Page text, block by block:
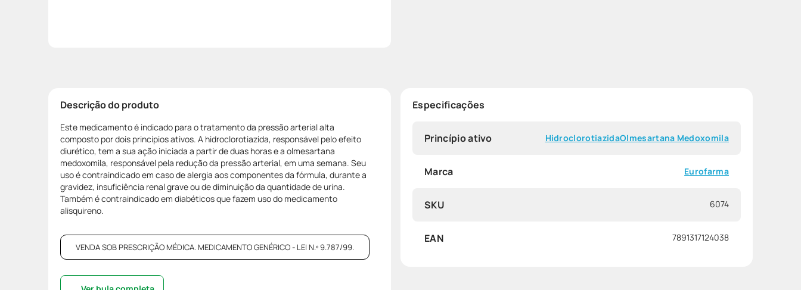
Descrição do produto
Este medicamento é indicado para o tratamento da pressão arterial alta
composto por dois princípios ativos. A hidroclorotiazida, responsável pelo efeito
diurético, tem a sua ação iniciada a partir de duas horas e a olmesartana
medoxomila, responsável pela redução da pressão arterial, em uma semana. Seu
uso é contraindicado em caso de alergia aos componentes da fórmula, durante a
gravidez, insuficiência renal grave ou de diminuição da quantidade de urina.
Também é contraindicado em diabéticos que fazem uso do medicamento
alisquireno.
VENDA SOB PRESCRIÇÃO MÉDICA. MEDICAMENTO GENÉRICO - LEI N.º 9.787/99.
Especificações
Princípio ativo HidroclorotiazidaOlmesartana Medoxomila
Marca Eurofarma
SKU 6074
EAN 7891317124038